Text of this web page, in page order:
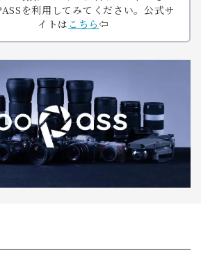
を利用してみてください。公式サ
イトは こちら⇦